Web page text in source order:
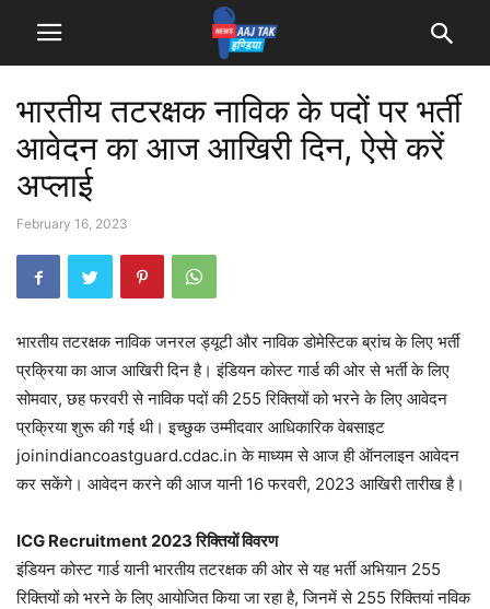
भारतीय तटरक्षक नाविक के पदों पर भर्ती
आवेदन का आज आखिरी दिन, ऐसे करें
अप्लाई
February 16, 2023
भारतीय तटरक्षक नाविक जनरल ड्यूटी और नाविक डोमेस्टिक ब्रांच के लिए भर्ती
प्रक्रिया का आज आखिरी दिन है। इंडियन कोस्ट गार्ड की ओर से भर्ती के लिए
सोमवार, छह फरवरी से नाविक पदों की 255 रिक्तियों को भरने के लिए आवेदन
प्रक्रिया शुरू की गई थी। इच्छुक उम्मीदवार आधिकारिक वेबसाइट
joinindiancoastguard.cdac.in के माध्यम से आज ही ऑनलाइन आवेदन
कर सकेंगे। आवेदन करने की आज यानी 16 फरवरी, 2023 आखिरी तारीख है।
ICG Recruitment 2023 रिक्तियों विवरण
इंडियन कोस्ट गार्ड यानी भारतीय तटरक्षक की ओर से यह भर्ती अभियान 255
रिक्तियों को भरने के लिए आयोजित किया जा रहा है, जिनमें से 255 रिक्तियां नविक